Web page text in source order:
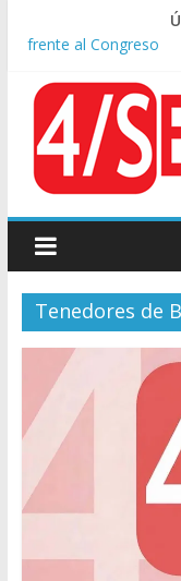
Rechazo a la Ley de
frente al Congreso
redes
Manuel Belgrano:
Confirmado: el papa
el 11 de noviembre
Crisis diplomática:
Tenedores de